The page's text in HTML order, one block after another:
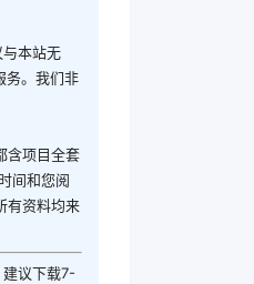
本站无
务。我们非
含项目全套
间和您阅
有资料均来
建议下载7-